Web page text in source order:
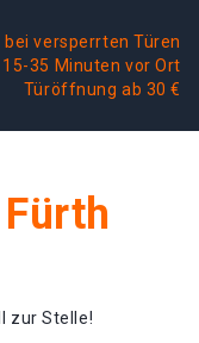
versperrten Türen
35 Minuten vor Ort
Türöffnung ab 30 €
zur Stelle!